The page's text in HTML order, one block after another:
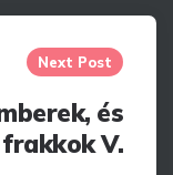
Next Post
és
V.